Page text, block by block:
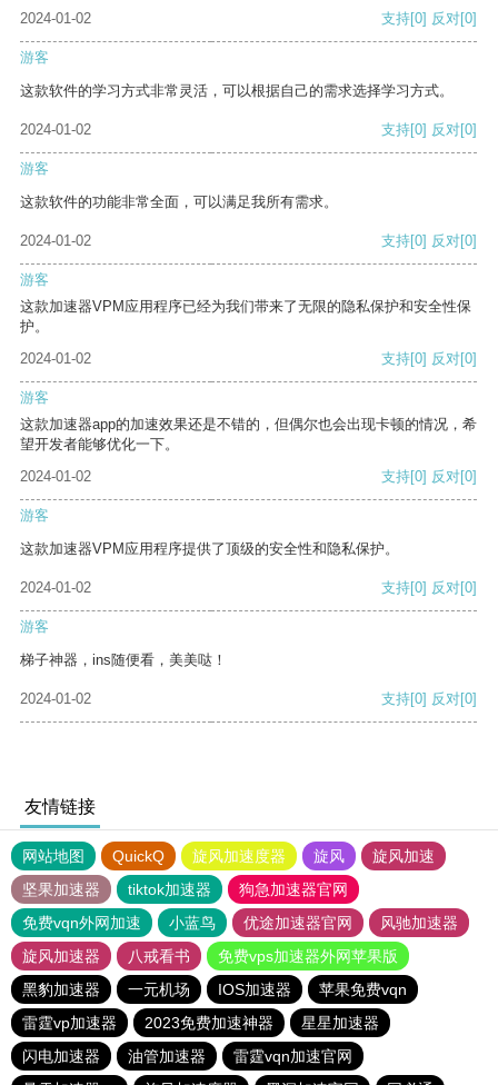
2024-01-02 支持[0] 反对[0]
游客
这款软件的学习方式非常灵活，可以根据自己的需求选择学习方式。
2024-01-02 支持[0] 反对[0]
游客
这款软件的功能非常全面，可以满足我所有需求。
2024-01-02 支持[0] 反对[0]
游客
这款加速器VPM应用程序已经为我们带来了无限的隐私保护和安全性保
护。
2024-01-02
支持[0] 反对[0]
游客
这款加速器app的加速效果还是不错的，但偶尔也会出现卡顿的情况，希
望开发者能够优化一下。
2024-01-02
支持[0] 反对[0]
游客
这款加速器VPM应用程序提供了顶级的安全性和隐私保护。
2024-01-02 支持[0] 反对[0]
游客
梯子神器，ins随便看，美美哒！
2024-01-02 支持[0] 反对[0]
友情链接
网站地图 QuickQ 旋风加速度器 旋风
旋风加速
坚果加速器
tiktok加速器
狗急加速器官网
免费vqn外网加速
小蓝鸟 优途加速器官网
风驰加速器
旋风加速器
八戒看书
免费vps加速器外网苹果版
黑豹加速器
一元机场 IOS加速器
苹果免费vqn
雷霆vp加速器
2023免费加速神器
星星加速器
闪电加速器
油管加速器
雷霆vqn加速官网